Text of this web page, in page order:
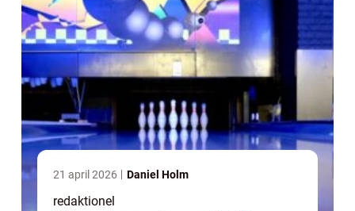
21 april 2026 Daniel Holm
redaktionel